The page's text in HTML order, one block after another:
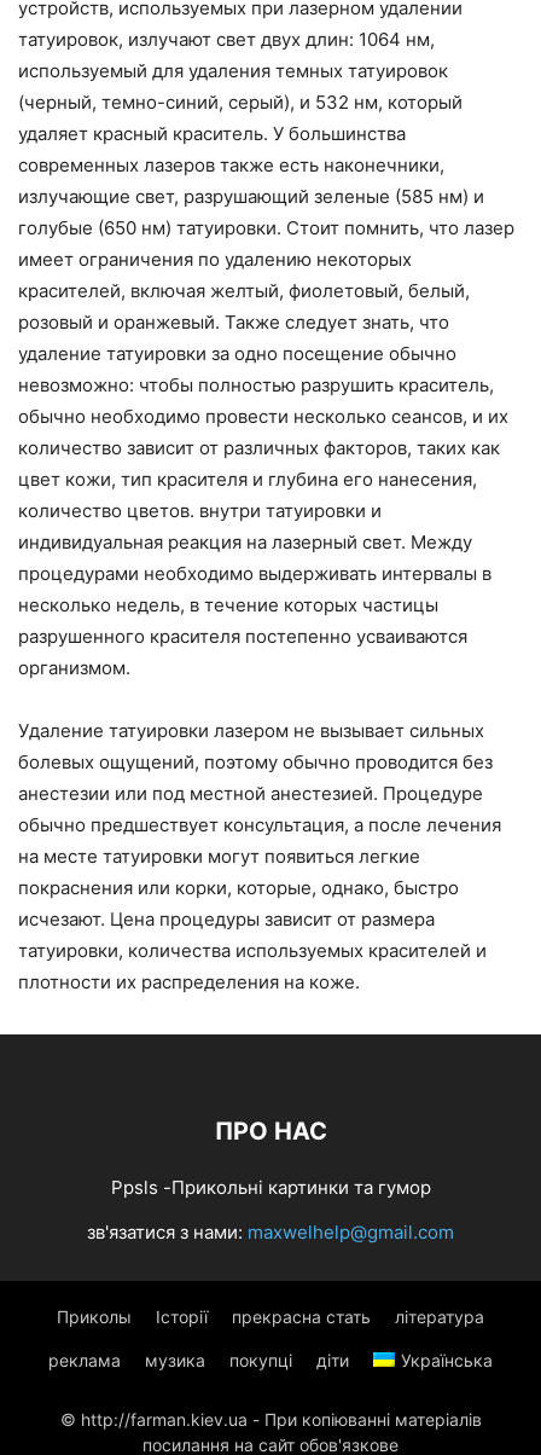
устройств, используемых при лазерном удалении
татуировок, излучают свет двух длин: 1064 нм,
используемый для удаления темных татуировок
(черный, темно-синий, серый), и 532 нм, который
удаляет красный краситель. У большинства
современных лазеров также есть наконечники,
излучающие свет, разрушающий зеленые (585 нм) и
голубые (650 нм) татуировки. Стоит помнить, что лазер
имеет ограничения по удалению некоторых
красителей, включая желтый, фиолетовый, белый,
розовый и оранжевый. Также следует знать, что
удаление татуировки за одно посещение обычно
невозможно: чтобы полностью разрушить краситель,
обычно необходимо провести несколько сеансов, и их
количество зависит от различных факторов, таких как
цвет кожи, тип красителя и глубина его нанесения,
количество цветов. внутри татуировки и
индивидуальная реакция на лазерный свет. Между
процедурами необходимо выдерживать интервалы в
несколько недель, в течение которых частицы
разрушенного красителя постепенно усваиваются
организмом.
Удаление татуировки лазером не вызывает сильных
болевых ощущений, поэтому обычно проводится без
анестезии или под местной анестезией. Процедуре
обычно предшествует консультация, а после лечения
на месте татуировки могут появиться легкие
покраснения или корки, которые, однако, быстро
исчезают. Цена процедуры зависит от размера
татуировки, количества используемых красителей и
плотности их распределения на коже.
ПРО НАС
Ppsls -Прикольні картинки та гумор
зв'язатися з нами: maxwelhelp@gmail.com
Приколы Історії прекрасна стать література
реклама музика покупці діти Українська
© http://farman.kiev.ua - При копіюванні матеріалів
посилання на сайт обов'язкове